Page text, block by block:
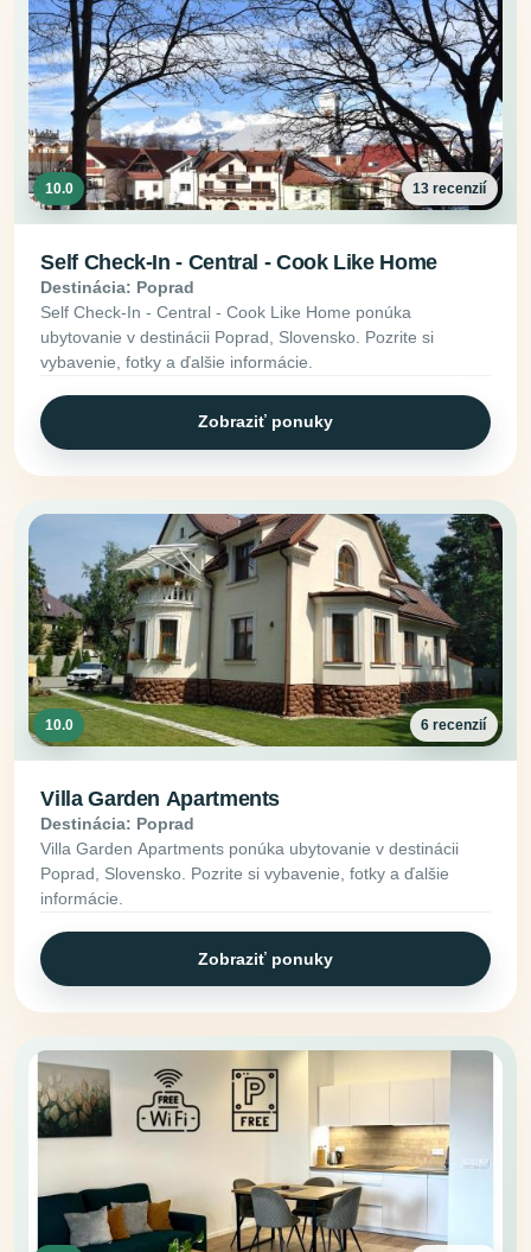
10.0 13 recenzií
Self Check-In - Central - Cook Like Home
Destinácia: Poprad
Self Check-In - Central - Cook Like Home ponúka
ubytovanie v destinácii Poprad, Slovensko. Pozrite si
vybavenie, fotky a ďalšie informácie.
Zobraziť ponuky
10.0 6 recenzií
Villa Garden Apartments
Destinácia: Poprad
Villa Garden Apartments ponúka ubytovanie v destinácii
Poprad, Slovensko. Pozrite si vybavenie, fotky a ďalšie
informácie.
Zobraziť ponuky